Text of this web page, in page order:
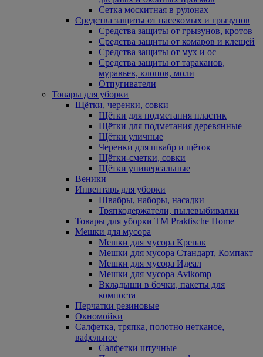
Сетка москитная в рулонах
Средства защиты от насекомых и грызунов
Средства защиты от грызунов, кротов
Средства защиты от комаров и клещей
Средства защиты от мух и ос
Средства защиты от тараканов,
муравьев, клопов, моли
Отпугиватели
Товары для уборки
Щётки, черенки, совки
Щётки для подметания пластик
Щётки для подметания деревянные
Щётки уличные
Черенки для швабр и щёток
Щётки-сметки, совки
Щётки универсальные
Веники
Инвентарь для уборки
Швабры, наборы, насадки
Тряпкодержатели, пылевыбивалки
Товары для уборки ТМ Praktische Home
Мешки для мусора
Мешки для мусора Крепак
Мешки для мусора Стандарт, Компакт
Мешки для мусора Идеал
Мешки для мусора Avikomp
Вкладыши в бочки, пакеты для
компоста
Перчатки резиновые
Окномойки
Салфетка, тряпка, полотно нетканое,
вафельное
Салфетки штучные